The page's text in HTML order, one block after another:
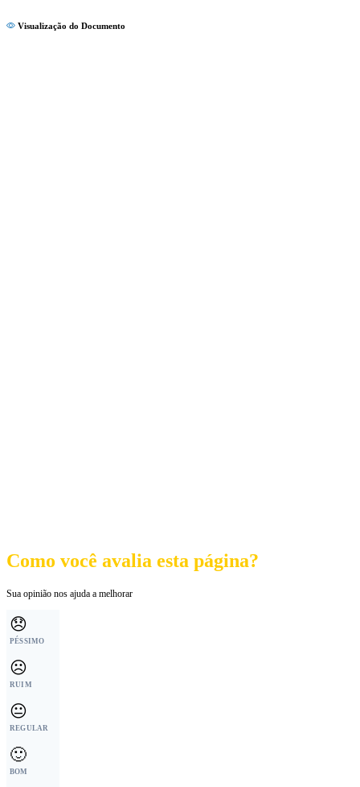
Visualização do Documento
Como você avalia esta página?
Sua opinião nos ajuda a melhorar
😞
PÉSSIMO
☹️
RUIM
😐
REGULAR
🙂
BOM